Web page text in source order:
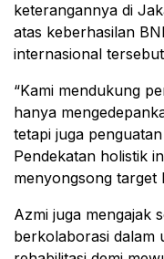
keterangannya di
atas keberhasilan
internasional
“Kami mendukung
hanya
tetapi juga
Pendekatan holistik
menyongsong target
Azmi juga mengajak
berkolaborasi dalam